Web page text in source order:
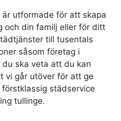
utformade för att skapa
och din familj eller för ditt
till tusentals
såsom företag i
ska veta att du kan
vi går utöver för att ge
städservice
tullinge.